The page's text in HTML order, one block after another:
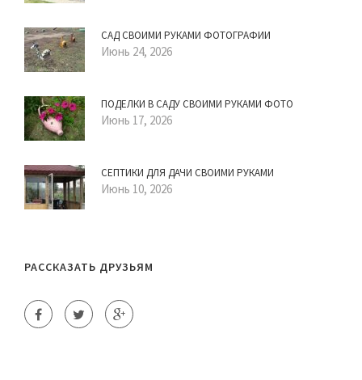
САД СВОИМИ РУКАМИ ФОТОГРАФИИ
Июнь 24, 2026
ПОДЕЛКИ В САДУ СВОИМИ РУКАМИ ФОТО
Июнь 17, 2026
СЕПТИКИ ДЛЯ ДАЧИ СВОИМИ РУКАМИ
Июнь 10, 2026
РАССКАЗАТЬ ДРУЗЬЯМ